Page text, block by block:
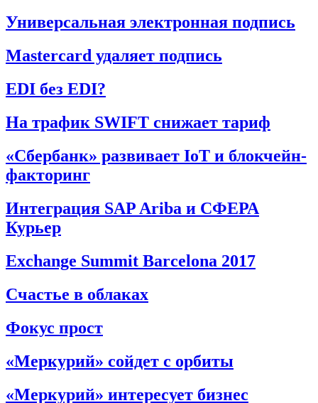
Универсальная электронная подпись
Mastercard удаляет подпись
EDI без EDI?
На трафик SWIFT снижает тариф
«Сбербанк» развивает IoT и блокчейн-
факторинг
Интеграция SAP Ariba и СФЕРА
Курьер
Exchange Summit Barcelona 2017
Счастье в облаках
Фокус прост
«Меркурий» сойдет с орбиты
«Меркурий» интересует бизнес